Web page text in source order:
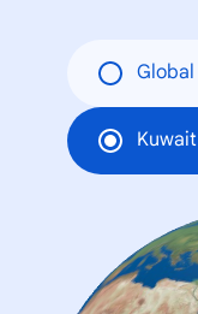
Global
Kuwait